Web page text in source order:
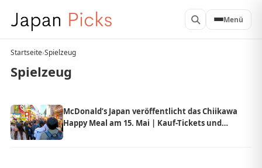
Menü
Startseite›Spielzeug
Spielzeug
McDonald’s Japan veröffentlicht das Chiikawa
Happy Meal am 15. Mai | Kauf-Tickets und